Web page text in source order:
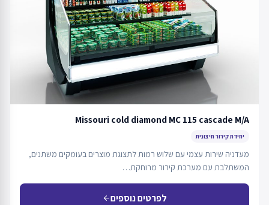
Missouri cold diamond MC 115 cascade M/A
יחידת קירור חיצונית
מעדניה שירות עצמי עם שלוש רמות לתצוגת מוצרים בעומקים משתנים,
המשתלבת עם מערכת קירור מרוחקת…
לפרטים נוספיםarrow_back